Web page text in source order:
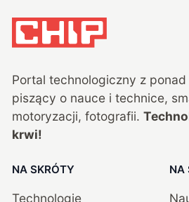
Portal technologiczny z ponad
piszący o nauce i technice,
motoryzacji, fotografii.
krwi!
NA SKRÓTY
Technologie
NA